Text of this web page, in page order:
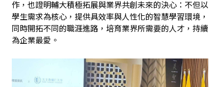
作，也證明輔大積極拓展與業界共創未來的決心：不但以
學生需求為核心，提供具效率與人性化的智慧學習環境，
同時開拓不同的職涯進路，培育業界所需要的人才，持續
為企業最愛。